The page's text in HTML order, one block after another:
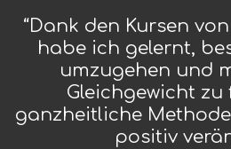
“Dank den Kursen
habe ich gelernt,
umzugehen und
Gleichgewicht zu
ganzheitliche
positiv